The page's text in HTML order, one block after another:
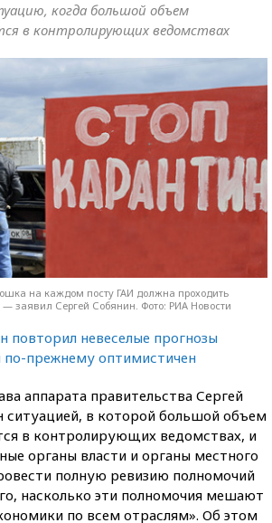
когда большой объем
в контролирующих ведомствах
на каждом посту ГАИ должна проходить
заявил Сергей Собянин. Фото: РИА Новости
повторил невеселые прогнозы
по-прежнему оптимистичен
аппарата правительства Сергей
ситуацией, в которой большой объем
в контролирующих ведомствах, и
органы власти и органы местного
полную ревизию полномочий
насколько эти полномочия мешают
по всем отраслям». Об этом